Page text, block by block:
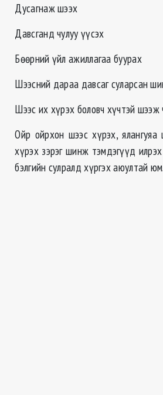
Дусагнаж шээх
Давсганд чулуу үүсэх
Бөөрний үйл ажиллагаа буурах
Шээсний дараа давсаг суларсан
Шээс их хүрэх боловч хүчтэй шээж
Ойр ойрхон шээс хүрэх,
хүрэх зэрэг шинж тэмдэгүүд
бэлгийн сулралд хүргэх аюултай юм.